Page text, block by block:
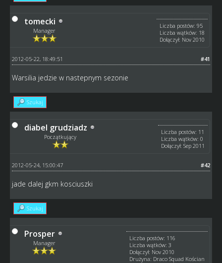
tomecki
Manager
Liczba postów: 95
Liczba wątków: 18
Dołączył: Nov 2010
#41
2012-05-22, 18:49:51
Warsilia jedzie w nastepnym sezonie
Szukaj
diabel grudziadz
Początkujący
Liczba postów: 11
Liczba wątków: 0
Dołączył: Sep 2011
#42
2012-05-24, 15:00:47
jade dalej gkm kosciuszki
Szukaj
Prosper
Manager
Liczba postów: 116
Liczba wątków: 3
Dołączył: Nov 2010
Drużyna: Draco Squad Kościan